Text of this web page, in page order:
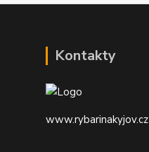
Kontakty
www.rybarinakyjov.cz